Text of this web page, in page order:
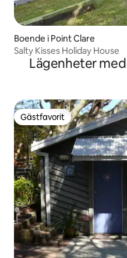
Boende i Point Clare
Salty Kisses Holiday House
Lägenheter
Gästfavorit
Gästfavorit